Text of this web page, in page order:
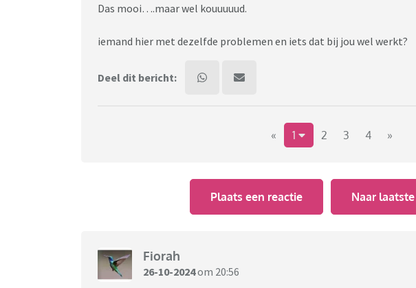
Das mooi….maar wel kouuuuud.
iemand hier met dezelfde problemen en iets dat bij jou wel werkt?
Deel dit bericht:
« 1 2 3 4 »
Plaats een reactie Naar
Fiorah
26-10-2024om 20:56